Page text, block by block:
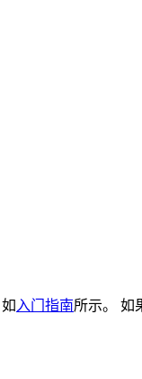
入门指南所示。 如